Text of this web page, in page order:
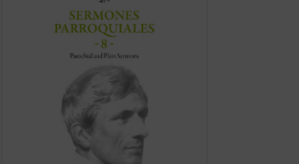
al catolicismo, sino que fueron incluidos
(ver ficha)